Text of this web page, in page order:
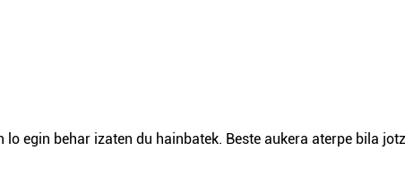
lo egin behar izaten du hainbatek. Beste aukera aterpe bila